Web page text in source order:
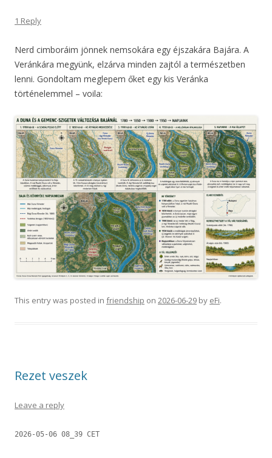
1 Reply
Nerd cimboráim jönnek nemsokára egy éjszakára Bajára. A
Veránkára megyünk, elzárva minden zajtól a természetben
lenni. Gondoltam meglepem őket egy kis Veránka
történelemmel – voila:
This entry was posted in friendship on 2026-06-29 by eFi.
Rezet veszek
Leave a reply
2026-05-06 08_39 CET